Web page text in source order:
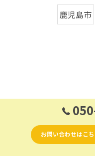
鹿児島市
お問い合わせはこち